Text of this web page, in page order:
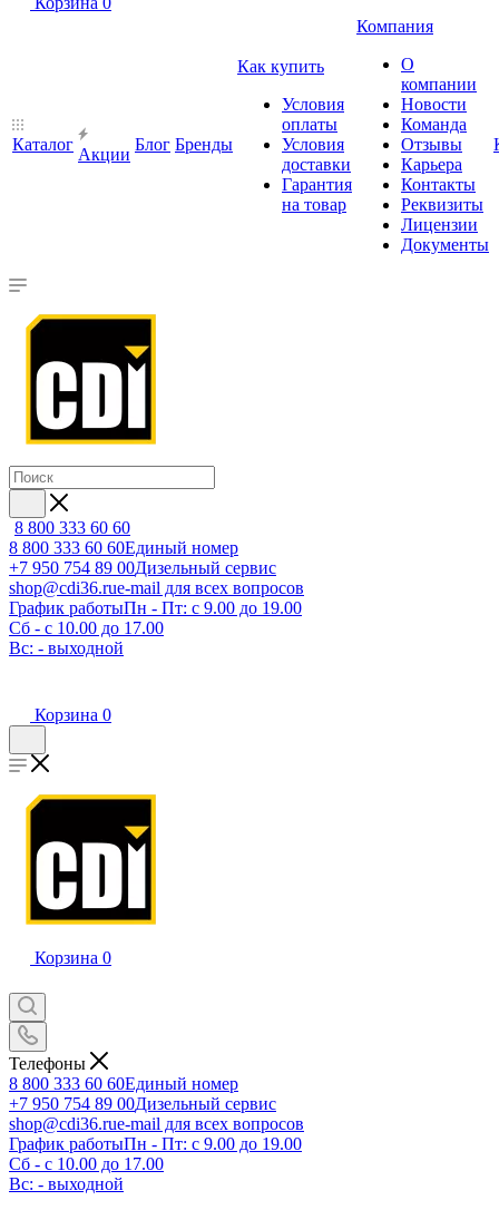
Каталог
Акции
Блог Бренды
Как купить
Условия
оплаты
Условия
доставки
Гарантия
на товар
Компания
О
компании
Новости
Команда
Отзывы
Карьера
Контакты
Реквизиты
Лицензии
Документы
8 800 333 60 60
8 800 333 60 60Единый номер
+7 950 754 89 00Дизельный сервис
shop@cdi36.rue-mail для всех вопросов
График работыПн - Пт: с 9.00 до 19.00
Сб - с 10.00 до 17.00
Вс: - выходной
Корзина 0
Корзина 0
Телефоны
8 800 333 60 60Единый номер
+7 950 754 89 00Дизельный сервис
shop@cdi36.rue-mail для всех вопросов
График работыПн - Пт: с 9.00 до 19.00
Сб - с 10.00 до 17.00
Вс: - выходной